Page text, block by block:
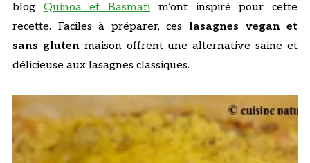
blog Quinoa et Basmati m’ont inspiré pour cette
recette. Faciles à préparer, ces lasagnes vegan et
sans glutenmaison offrent une alternative saine et
délicieuse aux lasagnes classiques.